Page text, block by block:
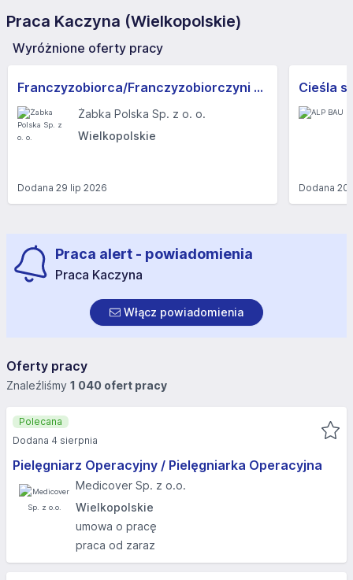
Praca Kaczyna (Wielkopolskie)
Wyróżnione oferty pracy
Franczyzobiorca/Franczyzobiorczyni sklepu Żabka
Żabka Polska Sp. z o. o.
Wielkopolskie
Dodana 29 lip 2026
Cieśla
Dodana20
Praca alert - powiadomienia
Praca Kaczyna
Włącz powiadomienia
Oferty pracy
Znaleźliśmy 1 040 ofert pracy
Pielęgniarz Operacyjny / Pielęgniarka Operacyjna
Medicover Sp. z o.o.
Wielkopolskie
umowa o pracę
praca od zaraz
Polecana
Dodana 4 sierpnia